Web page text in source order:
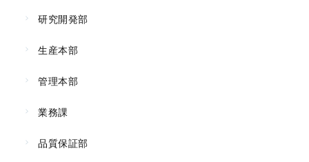
研究開発部
生産本部
管理本部
業務課
品質保証部